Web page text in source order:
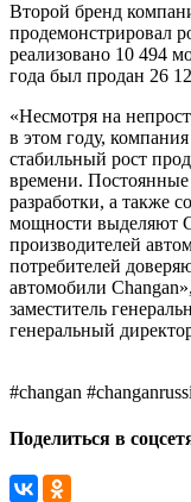
Второй бренд
продемонстрировал
реализовано 10 494
года был продан 26
«Несмотря на
в этом году,
стабильный рост
времени.
разработки, а также
мощности выделяют
производителей
потребителей
автомобили
заместитель
генеральный
#changan
Поделиться в